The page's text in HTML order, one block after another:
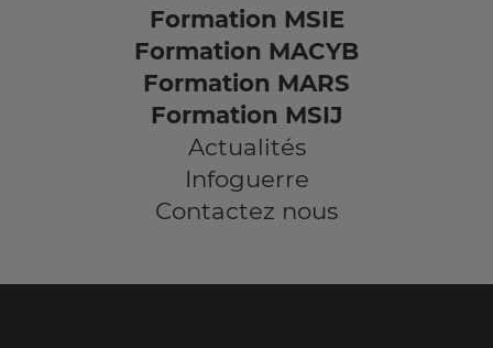
Formation MSIE
Formation MACYB
Formation MARS
Formation MSIJ
Actualités
Infoguerre
Contactez nous